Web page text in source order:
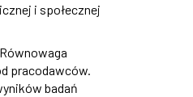
i społecznej
pracodawców.
badań